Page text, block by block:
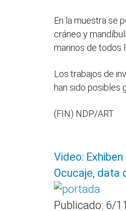
En la muestra se
cráneo y
marinos de todos
Los trabajos de
han sido posibles
(FIN) NDP/ART
Video:
Ocucaje, data
Publicado: 6/